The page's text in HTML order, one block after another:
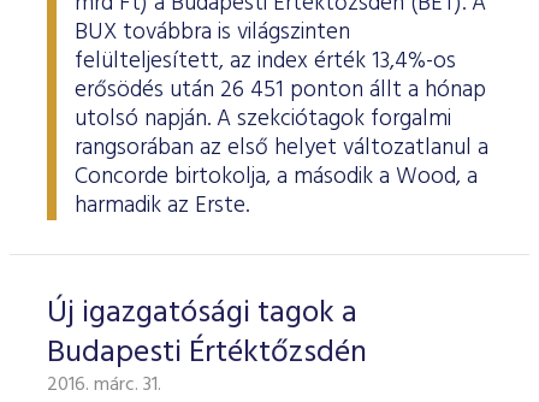
BUX továbbra is világszinten
felülteljesített, az index érték 13,4%-os
erősödés után 26 451 ponton állt a hónap
utolsó napján. A szekciótagok forgalmi
rangsorában az első helyet változatlanul a
Concorde birtokolja, a második a Wood, a
harmadik az Erste.
Új igazgatósági tagok a
Budapesti Értéktőzsdén
2016. márc. 31.